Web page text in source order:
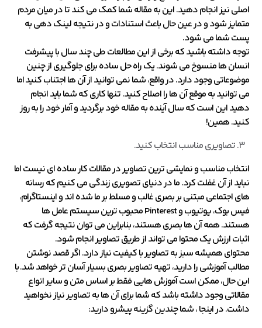
اصلی نیز انجام دهید. این به مقاله شما کمک می کند تا در میان مردم
متمایز شود و در عین حال باعث استنادات و در نتیجه لینک دهی به
پست شما می شود.
توجه داشته باشید که برخی از این مطالعات طی چند سال با پیشرفت
انسان ها منسوخ می شوند. یک راه حل ساده برای جلوگیری از چنین
موضوعاتی وجود دارد. در واقع، شما نمی توانید از آن ها اجتناب کنید اما
می توانید به موقع آن ها را اصلاح کنید. تنها کاری که شما باید انجام
دهید این است که سال آینده به مقاله خود برگردید و آمار خود را به روز
کنید. همین!
تصاویری مناسب انتخاب کنید.
انتخاب مناسب و نمایشی ترین تصاویر در مقالات کار ساده ای نیست اما
نباید از آن غفلت کرد. ما در دنیای تصویری زندگی می کنیم که رسانه
های اجتماعی مبتنی بر بصری غالب و مسلط بر ما شده اند و اینستاگرام،
فیس بوک، یوتیوب و Pinterest محبوب ترین سیستم عامل ها
هستند. همه آن ها بصری هستند، بنابراین می توان نتیجه گرفت که
اثبات ارزش یک محتوا می تواند از طریق تصاویر انجام شود.
محتوای همیشه سبز به تصاویر با کیفیت نیاز دارد. اگر قصد نوشتن
مطالب آموزشی را دارید، تهیه تصاویر بصری بسیار آسان تر خواهد شد. با
این حال، ممکن است آموزش هایی فقط بر اساس متن و سایر انواع
مقالاتی وجود داشته باشد که شما برای آن ها به تصاویر نیاز نخواهید
داشت. در اینجا ، شما چندین گزینه پیشرو دارید: